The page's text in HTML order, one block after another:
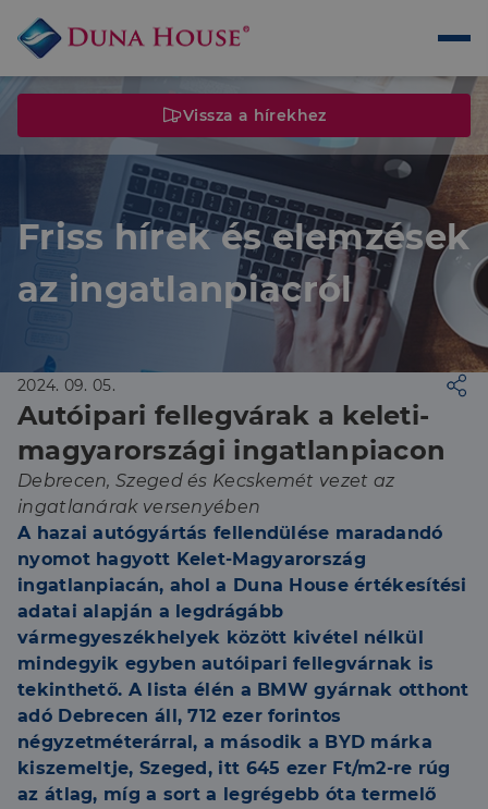
Vissza a hírekhez
Friss hírek és elemzések
az ingatlanpiacról
2024. 09. 05.
Autóipari fellegvárak a keleti-
magyarországi ingatlanpiacon
Debrecen, Szeged és Kecskemét vezet az
ingatlanárak versenyében
A hazai autógyártás fellendülése maradandó
nyomot hagyott Kelet-Magyarország
ingatlanpiacán, ahol a Duna House értékesítési
adatai alapján a legdrágább
vármegyeszékhelyek között kivétel nélkül
mindegyik egyben autóipari fellegvárnak is
tekinthető. A lista élén a BMW gyárnak otthont
adó Debrecen áll, 712 ezer forintos
négyzetméterárral, a második a BYD márka
kiszemeltje, Szeged, itt 645 ezer Ft/m2-re rúg
az átlag, míg a sort a legrégebb óta termelő